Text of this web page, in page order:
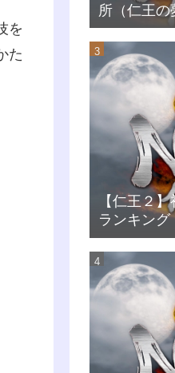
を
た
所（仁王の
【仁王２
ランキング